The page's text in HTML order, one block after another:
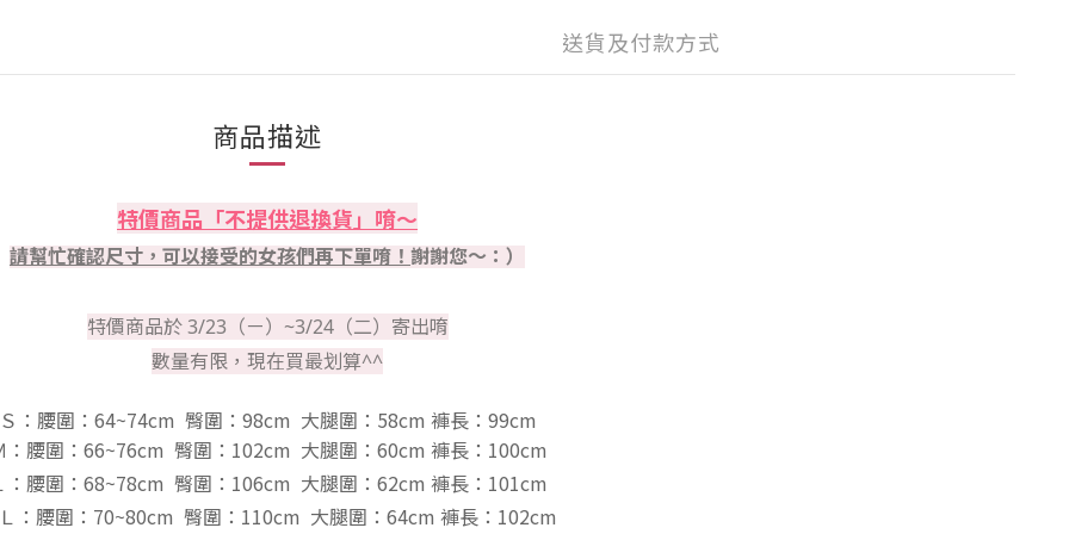
送貨及付款方式
商品描述
特價商品「不提供退換貨」唷～
請幫忙確認尺寸， 可以接受的女孩們再下單唷！ 謝謝您～：）
特價商品於 3/23（ㄧ）~3/24（二）寄出唷
數量有限，現在買最划算^^
Ｓ： 腰圍：64~74cm 臀圍：98cm 大腿圍：58cm 褲長：99cm
腰圍：66~76cm 臀圍：102cm 大腿圍：60cm 褲長：100cm
： 腰圍：68~78cm 臀圍：106cm 大腿圍：62cm 褲長：101cm
： 腰圍：70~80cm 臀圍：110cm 大腿圍：64cm 褲長：102cm